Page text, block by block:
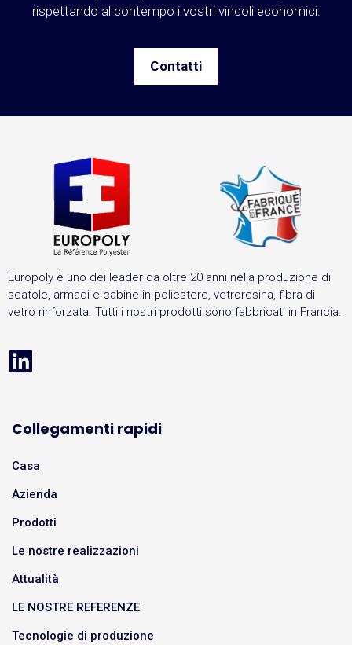
rispettando al contempo i vostri vincoli economici.
Contatti
Europoly è uno dei leader da oltre 20 anni nella produzione di
scatole, armadi e cabine in poliestere, vetroresina, fibra di
vetro rinforzata. Tutti i nostri prodotti sono fabbricati in Francia.
Collegamenti rapidi
Casa
Azienda
Prodotti
Le nostre realizzazioni
Attualità
LE NOSTRE REFERENZE
Tecnologie di produzione